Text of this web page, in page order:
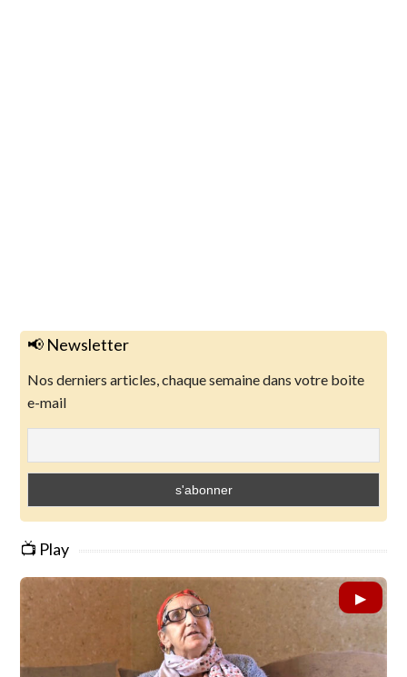
📢 Newsletter
Nos derniers articles, chaque semaine dans votre boite
e-mail
📺 Play